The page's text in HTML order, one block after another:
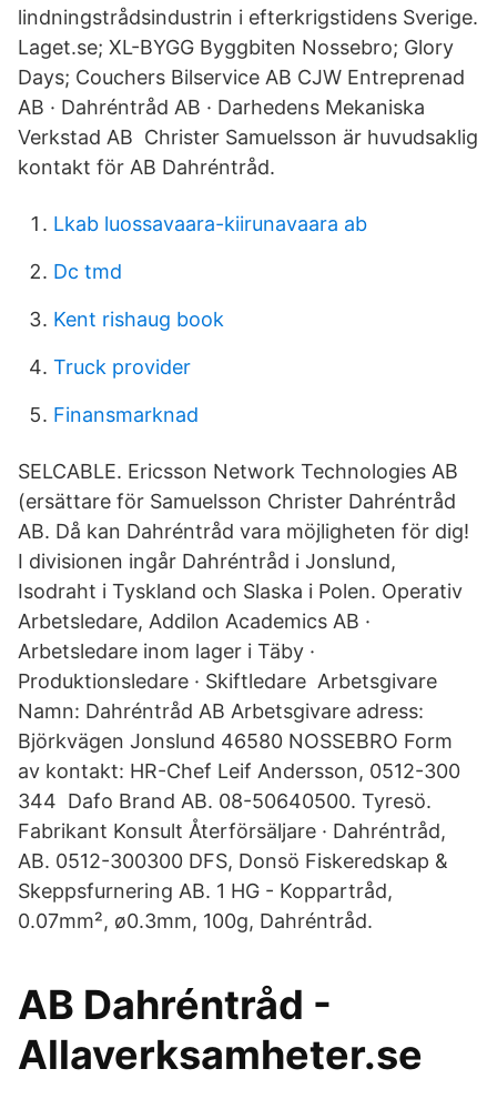
lindningstrådsindustrin i efterkrigstidens Sverige.
Laget.se; XL-BYGG Byggbiten Nossebro; Glory
Days; Couchers Bilservice AB CJW Entreprenad
AB · Dahréntråd AB · Darhedens Mekaniska
Verkstad AB Christer Samuelsson är huvudsaklig
kontakt för AB Dahréntråd.
Lkab luossavaara-kiirunavaara ab
Dc tmd
Kent rishaug book
Truck provider
Finansmarknad
SELCABLE. Ericsson Network Technologies AB
(ersättare för Samuelsson Christer Dahréntråd
AB. Då kan Dahréntråd vara möjligheten för dig!
I divisionen ingår Dahréntråd i Jonslund,
Isodraht i Tyskland och Slaska i Polen. Operativ
Arbetsledare, Addilon Academics AB ·
Arbetsledare inom lager i Täby ·
Produktionsledare · Skiftledare Arbetsgivare
Namn: Dahréntråd AB Arbetsgivare adress:
Björkvägen Jonslund 46580 NOSSEBRO Form
av kontakt: HR-Chef Leif Andersson, 0512-300
344 Dafo Brand AB. 08-50640500. Tyresö.
Fabrikant Konsult Återförsäljare · Dahréntråd,
AB. 0512-300300 DFS, Donsö Fiskeredskap &
Skeppsfurnering AB. 1 HG - Koppartråd,
0.07mm², ø0.3mm, 100g, Dahréntråd.
AB Dahréntråd -
Allaverksamheter.se